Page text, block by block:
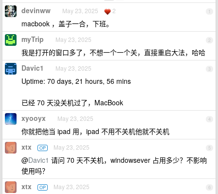
1
devinww May 23, 2025 2
macbook ，盖子一合，下班。
2
myTrip May 23, 2025
我是打开的窗口多了，不想一个一个关，直接重启大法，哈哈
3
Davic1 May 23, 2025
Uptime: 70 days, 21 hours, 56 mins
已经 70 天没关机过了，MacBook
4
xyooyx May 23, 2025
你就把他当 ipad 用，ipad 不用不关机他就不关机
5
xtx OP May 23, 2025
@Davic1 请问 70 天不关机，windowsever 占用多少？不影响
使用吗？
6
xtx OP May 23, 2025